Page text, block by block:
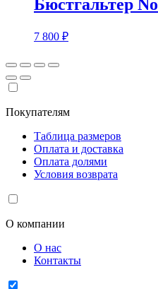
Бюстгальтер
7 800 ₽
Покупателям
Таблица размеров
Оплата и доставка
Оплата долями
Условия возврата
О компании
О нас
Контакты